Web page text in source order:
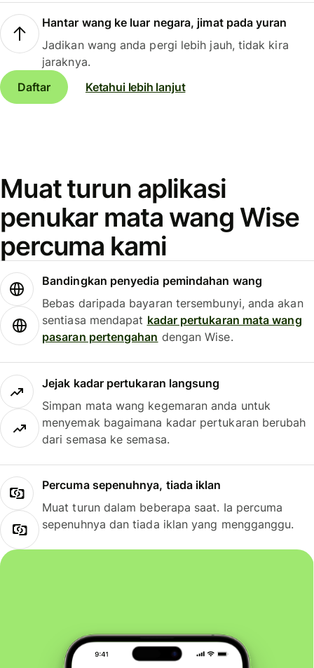
Hantar wang ke luar negara, jimat pada yuran
Jadikan wang anda pergi lebih jauh, tidak kira
jaraknya.
Daftar
Ketahui lebih lanjut
Muat turun aplikasi
penukar mata wang Wise
percuma kami
Bandingkan penyedia pemindahan wang
Bebas daripada bayaran tersembunyi, anda akan
sentiasa mendapat kadar pertukaran mata wang
pasaran pertengahan dengan Wise.
Jejak kadar pertukaran langsung
Simpan mata wang kegemaran anda untuk
menyemak bagaimana kadar pertukaran berubah
dari semasa ke semasa.
Percuma sepenuhnya, tiada iklan
Muat turun dalam beberapa saat. Ia percuma
sepenuhnya dan tiada iklan yang mengganggu.